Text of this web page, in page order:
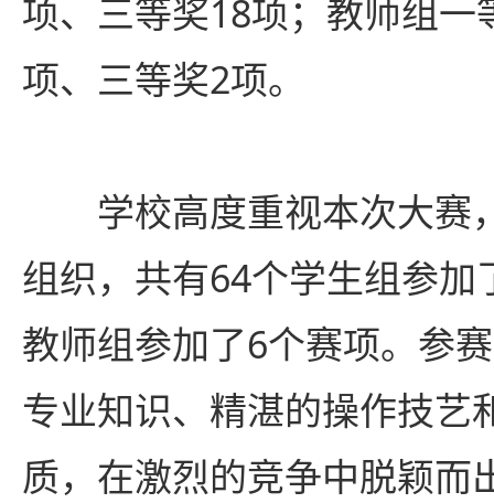
项、三等奖18项；教师组一
项、三等奖2项。
学校高度重视本次大赛
组织，共有64个学生组参加
教师组参加了6个赛项。参
专业知识、精湛的操作技艺
质，在激烈的竞争中脱颖而